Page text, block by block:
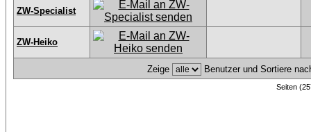
ZW-Specialist
ZW-Heiko
Zeige Benutzer und Sortiere
Seiten